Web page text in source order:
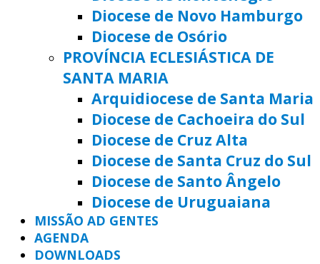
Diocese de Novo Hamburgo
Diocese de Osório
PROVÍNCIA ECLESIÁSTICA DE
SANTA MARIA
Arquidiocese de Santa Maria
Diocese de Cachoeira do Sul
Diocese de Cruz Alta
Diocese de Santa Cruz do Sul
Diocese de Santo Ângelo
Diocese de Uruguaiana
MISSÃO AD GENTES
AGENDA
DOWNLOADS